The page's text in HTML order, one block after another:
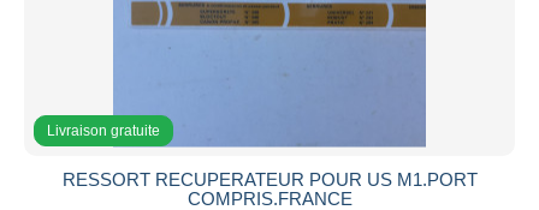
Livraison gratuite
RESSORT RECUPERATEUR POUR US M1.PORT
COMPRIS.FRANCE